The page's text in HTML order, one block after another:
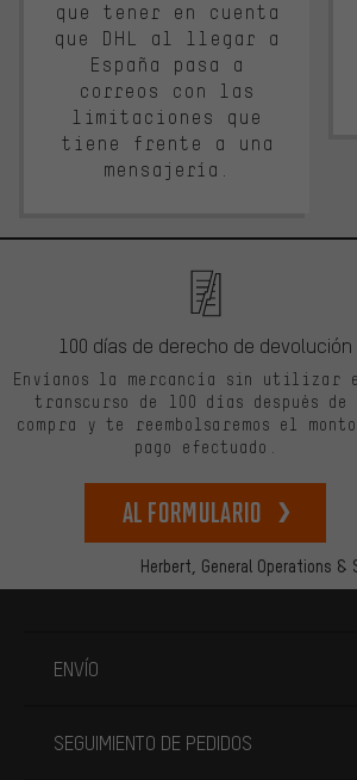
que tener en cuenta
que DHL al llegar a
España pasa a
correos con las
limitaciones que
tiene frente a una
mensajería.
Herbert, General Operations &
100 días de derecho de devolución
Envíanos la mercancía sin utilizar
transcurso de 100 días después de
compra y te reembolsaremos el
pago efectuado.
Al formulario
ENVÍO
SEGUIMIENTO DE PEDIDOS